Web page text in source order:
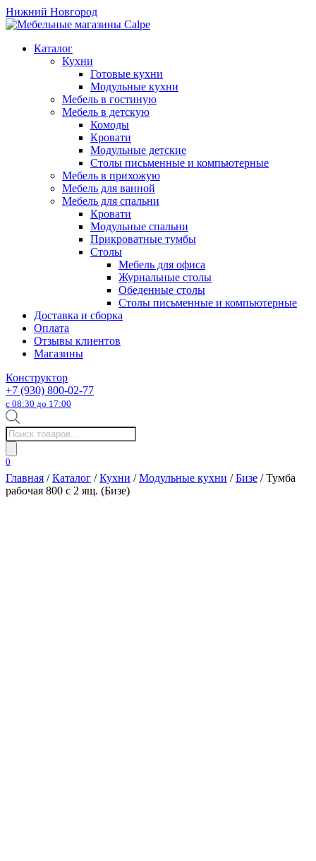
Нижний Новгород
Каталог
Кухни
Готовые кухни
Модульные кухни
Мебель в гостиную
Мебель в детскую
Комоды
Кровати
Модульные детские
Столы письменные и компьютерные
Мебель в прихожую
Мебель для ванной
Мебель для спальни
Кровати
Модульные спальни
Прикроватные тумбы
Столы
Мебель для офиса
Журнальные столы
Обеденные столы
Столы письменные и компьютерные
Доставка и сборка
Оплата
Отзывы клиентов
Магазины
Конструктор
+7 (930) 800-02-77
с 08:30 до 17:00
Поиск
товаров
0
Главная /Каталог /Кухни /Модульные кухни /Бизе / Тумба
рабочая 800 с 2 ящ. (Бизе)